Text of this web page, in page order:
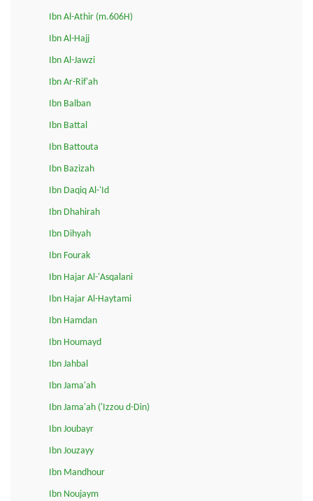
Ibn Al-Athir (m.606H)
Ibn Al-Hajj
Ibn Al-Jawzi
Ibn Ar-Rif'ah
Ibn Balban
Ibn Battal
Ibn Battouta
Ibn Bazizah
Ibn Daqiq Al-'Id
Ibn Dhahirah
Ibn Dihyah
Ibn Fourak
Ibn Hajar Al-'Asqalani
Ibn Hajar Al-Haytami
Ibn Hamdan
Ibn Houmayd
Ibn Jahbal
Ibn Jama'ah
Ibn Jama'ah ('Izzou d-Din)
Ibn Joubayr
Ibn Jouzayy
Ibn Mandhour
Ibn Noujaym